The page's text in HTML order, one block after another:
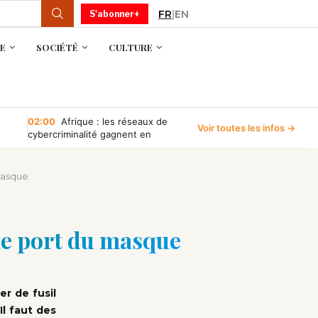
S'abonner+ FR|EN
SOCIÉTÉ CULTURE
02:00 Afrique : les réseaux de
cybercriminalité gagnent en
Voir toutes les infos →
port du masque
de fusil
faut des